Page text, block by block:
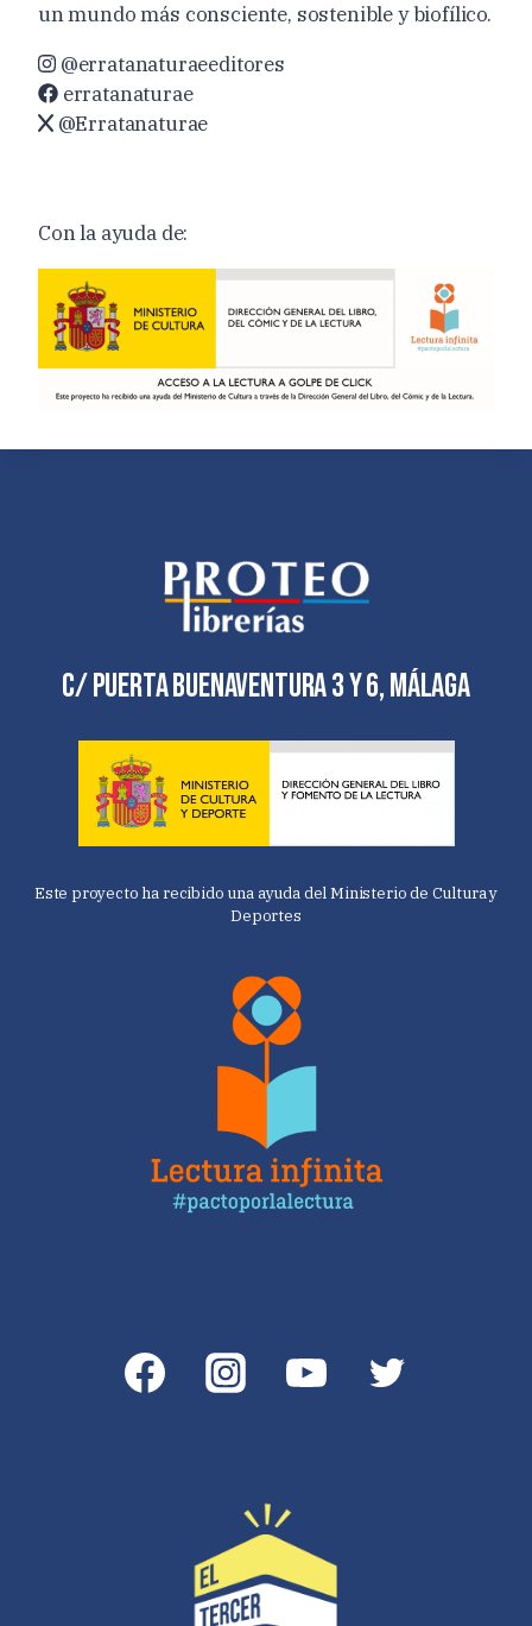
un mundo más consciente, sostenible y biofílico.
@erratanaturaeeditores
erratanaturae
@Erratanaturae
Con la ayuda de:
C/ Puerta Buenaventura 3 y 6, Málaga
Este proyecto ha recibido una ayuda del Ministerio de Cultura y
Deportes